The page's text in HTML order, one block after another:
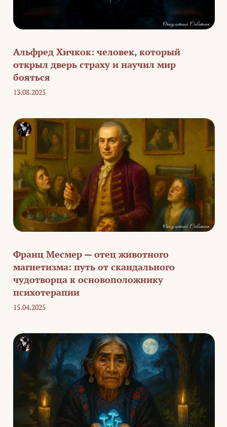
Альфред Хичкок: человек, который
открыл дверь страху и научил мир
бояться
13.08.2025
Франц Месмер — отец животного
магнетизма: путь от скандального
чудотворца к основоположнику
психотерапии
15.04.2025